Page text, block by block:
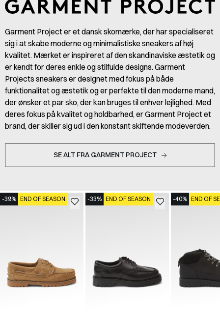
Garment Project er et dansk skomærke, der har specialiseret
sig i at skabe moderne og minimalistiske sneakers af høj
kvalitet. Mærket er inspireret af den skandinaviske æstetik og
er kendt for deres enkle og stilfulde designs. Garment
Projects sneakers er designet med fokus på både
funktionalitet og æstetik og er perfekte til den moderne mand,
der ønsker et par sko, der kan bruges til enhver lejlighed. Med
deres fokus på kvalitet og holdbarhed, er Garment Project et
brand, der skiller sig ud i den konstant skiftende modeverden.
SE ALT FRA GARMENT PROJECT
-39% END OF SEASON -33% END OF SEASON -40% END OF